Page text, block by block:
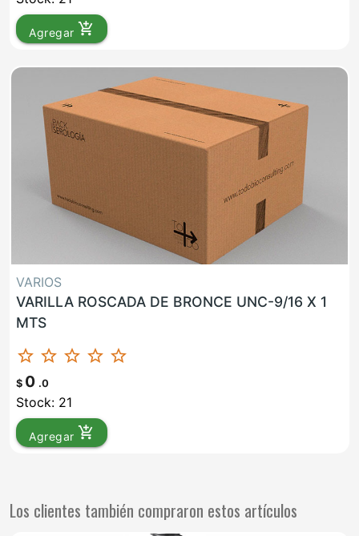
Agregar add_shopping_cart
VARIOS
VARILLA ROSCADA DE BRONCE UNC-9/16 X 1
MTS
star_border star_border star_border star_border star_border
$ 0 .0
Stock: 21
Agregar add_shopping_cart
Los clientes también compraron estos artículos